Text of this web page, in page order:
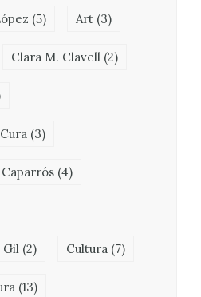
(5) Art (3)
Clara M. Clavell (2)
(3)
(4)
(2) Cultura (7)
(13)